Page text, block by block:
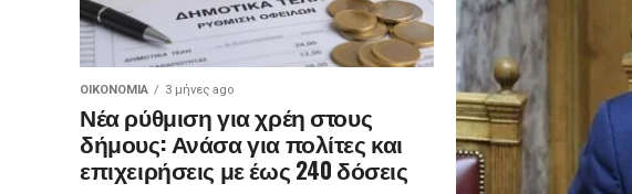
ΟΙΚΟΝΟΜΊΑ 3 μήνες ago
Νέα ρύθμιση για χρέη στους
δήμους: Ανάσα για πολίτες και
επιχειρήσεις με έως 240 δόσεις